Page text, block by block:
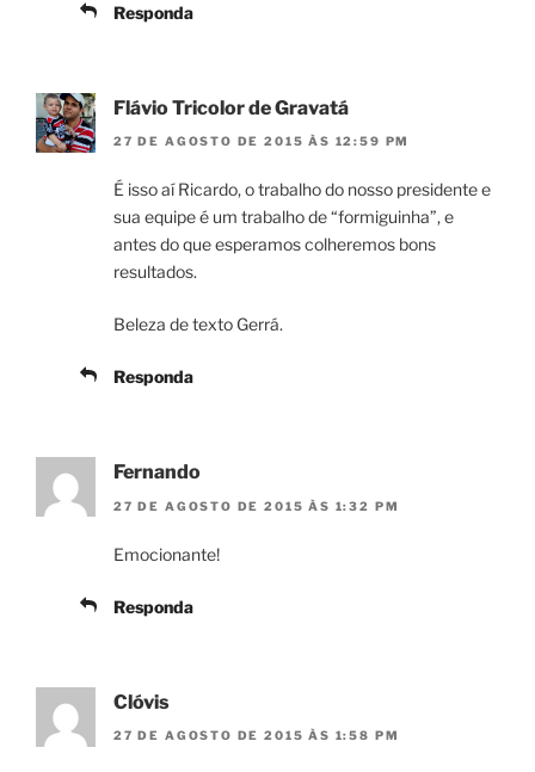
Responda
Flávio Tricolor de Gravatá
27 DE AGOSTO DE 2015 ÀS 12:59 PM
É isso aí Ricardo, o trabalho do nosso presidente e
sua equipe é um trabalho de “formiguinha”, e
antes do que esperamos colheremos bons
resultados.
Beleza de texto Gerrá.
Responda
Fernando
27 DE AGOSTO DE 2015 ÀS 1:32 PM
Emocionante!
Responda
Clóvis
27 DE AGOSTO DE 2015 ÀS 1:58 PM